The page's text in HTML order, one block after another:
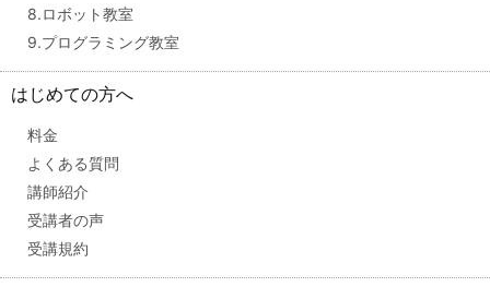
8.ロボット教室
9.プログラミング教室
はじめての方へ
料金
よくある質問
講師紹介
受講者の声
受講規約